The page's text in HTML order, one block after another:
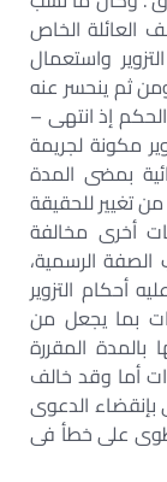
العائلة الخاص
واستعمال
ثم ينحسر عنه
فإن الحكم إذ انتهى –
مكونة لجريمة
بمضى المدة
تغيير للحقيقة
أخرى مخالفة
الرسمية،
أحكام التزوير
بما يجعل من
بالمدة المقررة
أما وقد خالف
بإنقضاء الدعوى
على خطأ فى